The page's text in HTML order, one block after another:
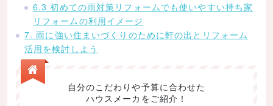
6.3 初めての雨対策リフォームでも使いやすい持ち家
リフォームの利用イメージ
7. 雨に強い住まいづくりのために軒の出とリフォーム
活用を検討しよう
自分のこだわりや予算に合わせた
ハウスメーカをご紹介！